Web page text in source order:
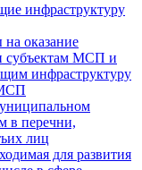
инфраструктуру
оказание
субъектам МСП и
инфраструктуру
в перечни,
лиц
для развития